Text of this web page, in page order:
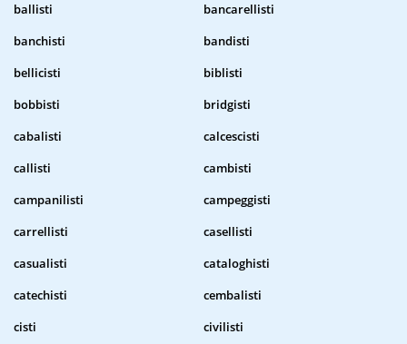
ballisti
bancarellisti
banchisti
bandisti
bellicisti
biblisti
bobbisti
bridgisti
cabalisti
calcescisti
callisti
cambisti
campanilisti
campeggisti
carrellisti
casellisti
casualisti
cataloghisti
catechisti
cembalisti
cisti
civilisti